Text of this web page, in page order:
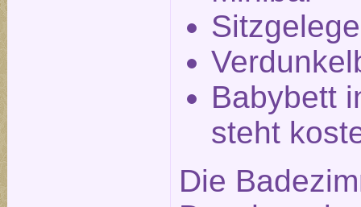
Babybett
steht
Die